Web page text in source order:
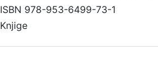
ISBN 978-953-6499-73-1
Knjige